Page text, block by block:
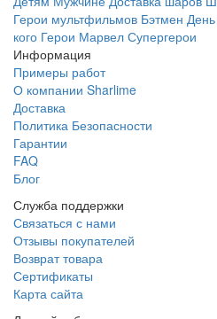
Герои мультфильмов Бэтмен
кого Герои Марвел Супергерои
Информация
Примеры работ
О компании Sharlime
Доставка
Политика Безопасности
Гарантии
FAQ
Блог
Служба поддержки
Связаться с нами
Отзывы покупателей
Возврат товара
Сертификаты
Карта сайта